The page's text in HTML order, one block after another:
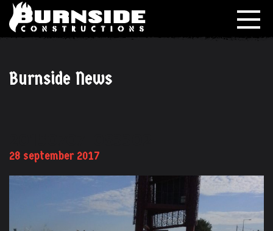
Burnside News
28 september 2017